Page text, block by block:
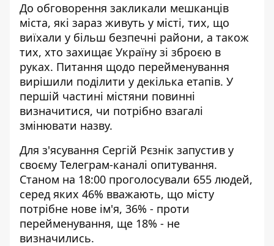
До обговорення закликали мешканців
міста, які зараз живуть у місті, тих, що
виїхали у більш безпечні райони, а також
тих, хто захищає Україну зі зброєю в
руках. Питання щодо перейменування
вирішили поділити у декілька етапів. У
першій частині містяни повинні
визначитися, чи потрібно взагалі
змінювати назву.
Для з'ясування Сергій Рєзнік запустив у
своєму Телеграм-каналі опитування.
Станом на 18:00 проголосували 655 людей,
серед яких 46% вважають, що місту
потрібне нове ім'я, 36% - проти
перейменування, ще 18% - не
визначились.